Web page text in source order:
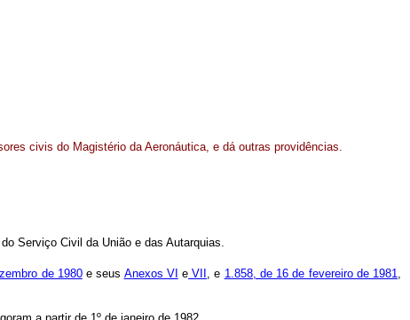
civis do Magistério da Aeronáutica, e dá outras providências.
Serviço Civil da União e das Autarquias.
de 1980e seus Anexos VI eVII , e 1.858, de 16 de fevereiro de 1981,